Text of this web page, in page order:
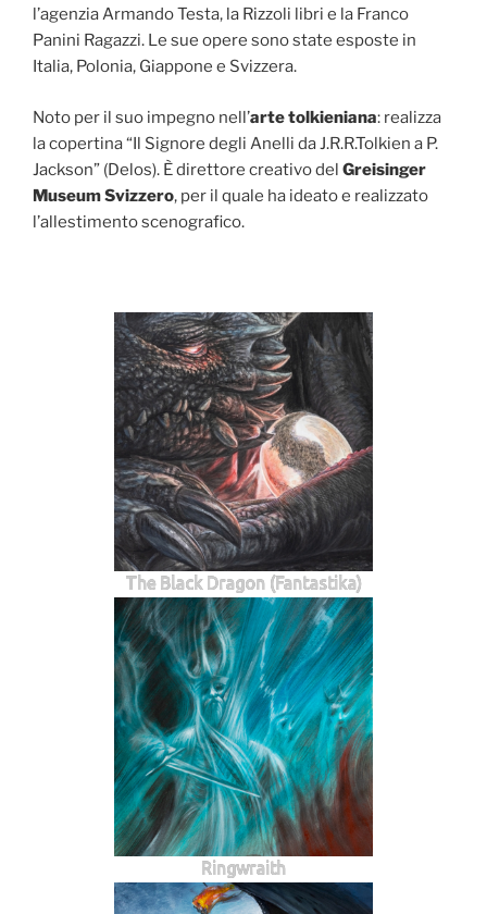
l’agenzia Armando Testa, la Rizzoli libri e la Franco
Panini Ragazzi. Le sue opere sono state esposte in
Italia, Polonia, Giappone e Svizzera.
Noto per il suo impegno nell’arte tolkieniana: realizza
la copertina “Il Signore degli Anelli da J.R.R.Tolkien a P.
Jackson” (Delos). È direttore creativo del Greisinger
Museum Svizzero, per il quale ha ideato e realizzato
l’allestimento scenografico.
The Black Dragon (Fantastika)
Ringwraith